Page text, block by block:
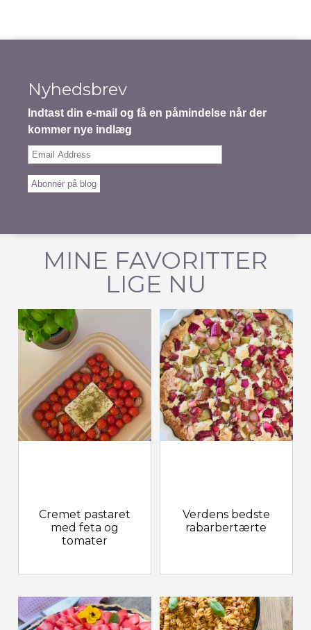
Nyhedsbrev
Indtast din e-mail og få en påmindelse når der
kommer nye indlæg
Email
Abonnér på blog
MINE FAVORITTER
LIGE NU
Cremet pastaret
med feta og
tomater
Verdens bedste
rabarbertærte